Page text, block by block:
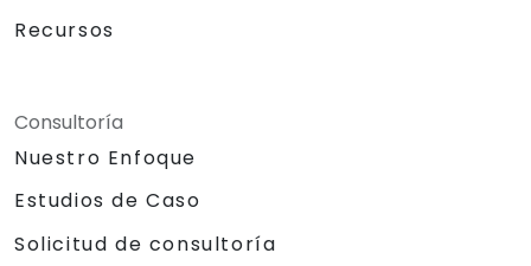
Recursos
Consultoría
Nuestro Enfoque
Estudios de Caso
Solicitud de consultoría